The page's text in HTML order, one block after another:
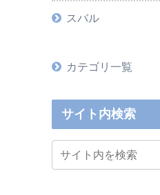
スバル
カテゴリ一覧
サイト内検索